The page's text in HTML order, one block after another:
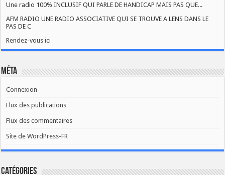
Une radio 100% INCLUSIF QUI PARLE DE HANDICAP MAIS PAS QUE...
AFM RADIO UNE RADIO ASSOCIATIVE QUI SE TROUVE A LENS DANS LE
PAS DE C
Rendez-vous ici
Méta
Connexion
Flux des publications
Flux des commentaires
Site de WordPress-FR
Catégories